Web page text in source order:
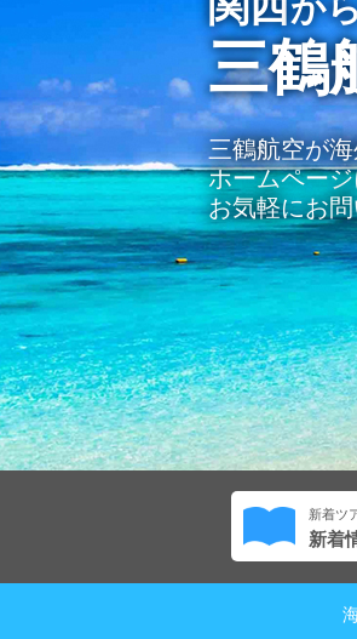
三鶴
三鶴航空が
ホームペー
お気軽にお
新着ツ
新着